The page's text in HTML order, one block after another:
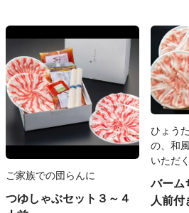
ご家族での団らんに
つゆしゃぶセット３～４
ひょう
の、和
いただ
バーム
人前付